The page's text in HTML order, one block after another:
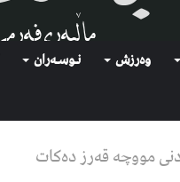
وەرزش نـوسـەران
مووچە قەرز دەکات